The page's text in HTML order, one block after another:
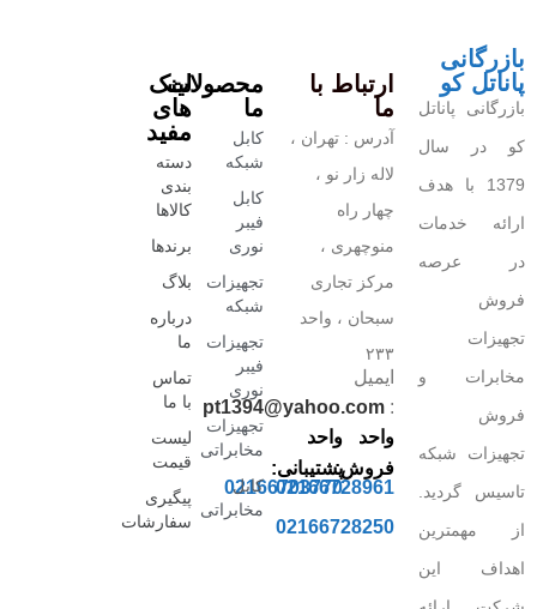
بازرگانی
پاناتل کو
بازرگانی پاناتل
کو در سال
1379 با هدف
ارائه خدمات
در عرصه
فروش
تجهیزات
مخابرات و
فروش
تجهیزات شبکه
تاسیس گردید.
از مهمترین
اهداف این
ارتباط با
ما
آدرس : تهران ،
لاله زار نو ،
چهار راه
منوچهری ،
مرکز تجاری
سبحان ، واحد
۲۳۳
ایمیل
:
pt1394@yahoo.com
واحد
فروش:
02166728961
02166728250
واحد
پشتیبانی:
02166703770
محصولات
ما
کابل
شبکه
کابل
فیبر
نوری
تجهیزات
شبکه
تجهیزات
فیبر
نوری
تجهیزات
مخابراتی
کابل
مخابراتی
لینک
های
مفید
دسته
بندی
کالاها
برندها
بلاگ
درباره
ما
تماس
با ما
لیست
قیمت
پیگیری
سفارشات